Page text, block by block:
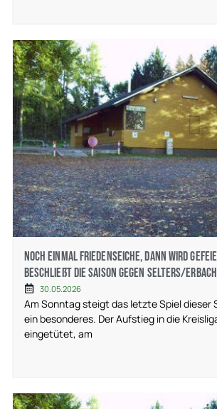
Noch einmal Friedenseiche, dann wird
beschließt die Saison gegen Selters/
30.05.2026
Am Sonntag steigt das letzte Spiel dieser
ein besonderes. Der Aufstieg in die
eingetütet, am